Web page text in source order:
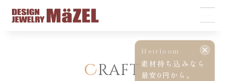
Heirloom
素材持ち込みなら
最安0円から。
Craft